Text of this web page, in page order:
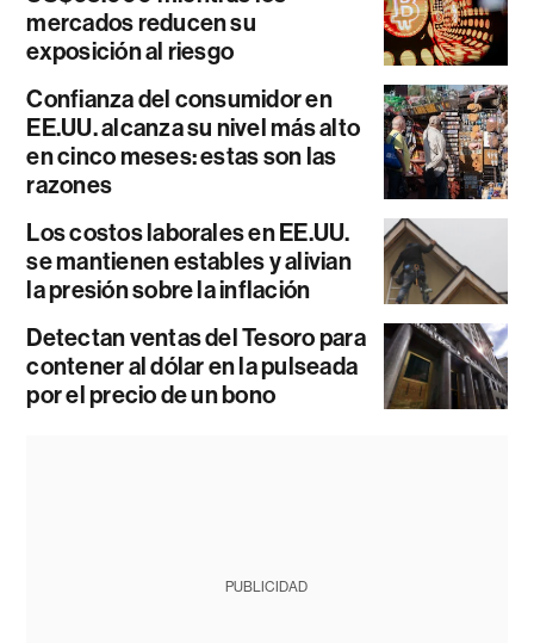
mercados reducen su
exposición al riesgo
Confianza del consumidor en
EE.UU. alcanza su nivel más alto
en cinco meses: estas son las
razones
Los costos laborales en EE.UU.
se mantienen estables y alivian
la presión sobre la inflación
Detectan ventas del Tesoro para
contener al dólar en la pulseada
por el precio de un bono
PUBLICIDAD